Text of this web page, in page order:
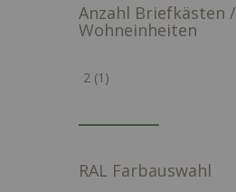
Anzahl Briefkästen /
Wohneinheiten
2 1 Artikel
RAL Farbauswahl